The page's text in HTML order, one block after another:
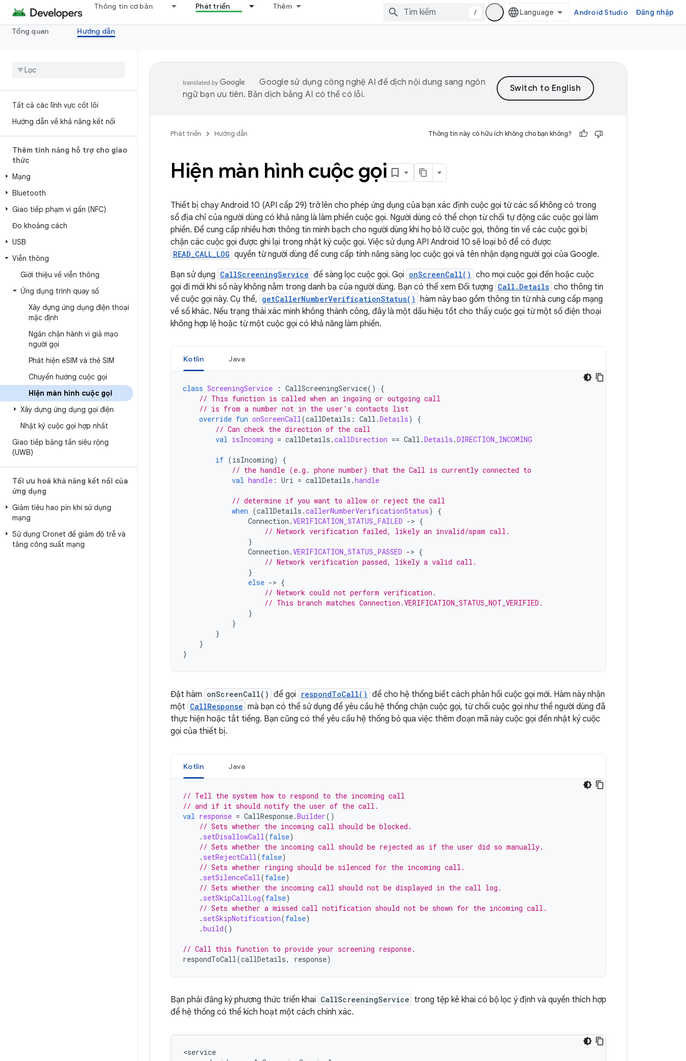
Thông tin cơ bản Phát triển Thêm
/ Android Studio Đăng nhập
Tổng quan Hướng dẫn
Tất cả các lĩnh vực cốt lõi
Hướng dẫn về khả năng kết nối
Thêm tính năng hỗ trợ cho giao
thức
Mạng
Bluetooth
Giao tiếp phạm vi gần (NFC)
Đo khoảng cách
USB
Viễn thông
Giới thiệu về viễn thông
Ứng dụng trình quay số
Xây dựng ứng dụng điện thoại
mặc định
Ngăn chặn hành vi giả mạo
người gọi
Phát hiện eSIM và thẻ SIM
Chuyển hướng cuộc gọi
Hiện màn hình cuộc gọi
Xây dựng ứng dụng gọi điện
Nhật ký cuộc gọi hợp nhất
Giao tiếp băng tần siêu rộng
(UWB)
Tối ưu hoá khả năng kết nối của
ứng dụng
Giảm tiêu hao pin khi sử dụng
mạng
Sử dụng Cronet để giảm độ trễ và
tăng công suất mạng
Google sử dụng công nghệ AI để dịch nội dung sang ngôn
ngữ bạn ưu tiên. Bản dịch bằng AI có thể có lỗi.
Phát triển Hướng dẫn Thông tin này có hữu ích không cho bạn không?
Hiện màn hình cuộc gọi
Thiết bị chạy Android 10 (API cấp 29) trở lên cho phép ứng dụng của bạn xác định cuộc gọi từ các số không có trong
sổ địa chỉ của người dùng có khả năng là làm phiền cuộc gọi. Người dùng có thể chọn từ chối tự động các cuộc gọi làm
phiền. Để cung cấp nhiều hơn thông tin minh bạch cho người dùng khi họ bỏ lỡ cuộc gọi, thông tin về các cuộc gọi bị
chặn các cuộc gọi được ghi lại trong nhật ký cuộc gọi. Việc sử dụng API Android 10 sẽ loại bỏ để có được
READ_CALL_LOG quyền từ người dùng để cung cấp tính năng sàng lọc cuộc gọi và tên nhận dạng người gọi của Google.
Bạn sử dụng CallScreeningService để sàng lọc cuộc gọi. Gọi onScreenCall() cho mọi cuộc gọi đến hoặc cuộc
gọi đi mới khi số này không nằm trong danh bạ của người dùng. Bạn có thể xem Đối tượng Call.Details cho thông tin
về cuộc gọi này. Cụ thể, getCallerNumberVerificationStatus() hàm này bao gồm thông tin từ nhà cung cấp mạng
về số khác. Nếu trạng thái xác minh không thành công, đây là một dấu hiệu tốt cho thấy cuộc gọi từ một số điện thoại
không hợp lệ hoặc từ một cuộc gọi có khả năng làm phiền.
Kotlin Java
class ScreeningService : CallScreeningService()
{
// This function is called when an ingoing or outgoing call
// is from a number not in the user's contacts list
override fun onScreenCall(callDetails : Call .Details)
{
// Can check the direction of the call
val isIncoming = callDetails .callDirection == Call .Details .DIRECTION_INCOMING
if (isIncoming)
{
// the handle (e.g. phone number) that the Call is currently connected to
val handle : Uri = callDetails .handle
// determine if you want to allow or reject the call
when (callDetails .callerNumberVerificationStatus)
{
Connection .VERIFICATION_STATUS_FAILED -> {
// Network verification failed, likely an invalid/spam call.
}
Connection .VERIFICATION_STATUS_PASSED -> {
// Network verification passed, likely a valid call.
}
else -> {
// Network could not perform verification.
// This branch matches Connection.VERIFICATION_STATUS_NOT_VERIFIED.
}
}
}
}
}
Đặt hàm onScreenCall() để gọi respondToCall() để cho hệ thống biết cách phản hồi cuộc gọi mới. Hàm này nhận
một CallResponse mà bạn có thể sử dụng để yêu cầu hệ thống chặn cuộc gọi, từ chối cuộc gọi như thể người dùng đã
thực hiện hoặc tắt tiếng. Bạn cũng có thể yêu cầu hệ thống bỏ qua việc thêm đoạn mã này cuộc gọi đến nhật ký cuộc
gọi của thiết bị.
Kotlin Java
// Tell the system how to respond to the incoming call
// and if it should notify the user of the call.
val response = CallResponse.Builder()
// Sets whether the incoming call should be blocked.
. setDisallowCall(false)
// Sets whether the incoming call should be rejected as if the user did so manually.
. setRejectCall(false)
// Sets whether ringing should be silenced for the incoming call.
. setSilenceCall(false)
// Sets whether the incoming call should not be displayed in the call log.
. setSkipCallLog(false)
// Sets whether a missed call notification should not be shown for the incoming call.
. setSkipNotification(false)
.build()
// Call this function to provide your screening response.
respondToCall(callDetails, response)
Bạn phải đăng ký phương thức triển khai CallScreeningService trong tệp kê khai có bộ lọc ý định và quyền thích hợp
để hệ thống có thể kích hoạt một cách chính xác.